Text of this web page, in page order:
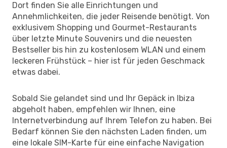
Dort finden Sie alle Einrichtungen und
Annehmlichkeiten, die jeder Reisende benötigt. Von
exklusivem Shopping und Gourmet-Restaurants
über letzte Minute Souvenirs und die neuesten
Bestseller bis hin zu kostenlosem WLAN und einem
leckeren Frühstück – hier ist für jeden Geschmack
etwas dabei.
Sobald Sie gelandet sind und Ihr Gepäck in Ibiza
abgeholt haben, empfehlen wir Ihnen, eine
Internetverbindung auf Ihrem Telefon zu haben. Bei
Bedarf können Sie den nächsten Laden finden, um
eine lokale SIM-Karte für eine einfache Navigation